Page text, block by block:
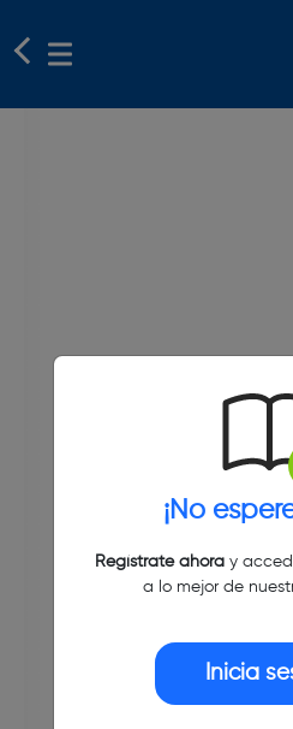
¡No
Regístrate ahoray
a lo mejor de
Inicia